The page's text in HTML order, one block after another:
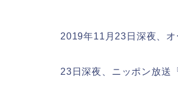
2019年11月23日深夜、オ
23日深夜、ニッポン放送